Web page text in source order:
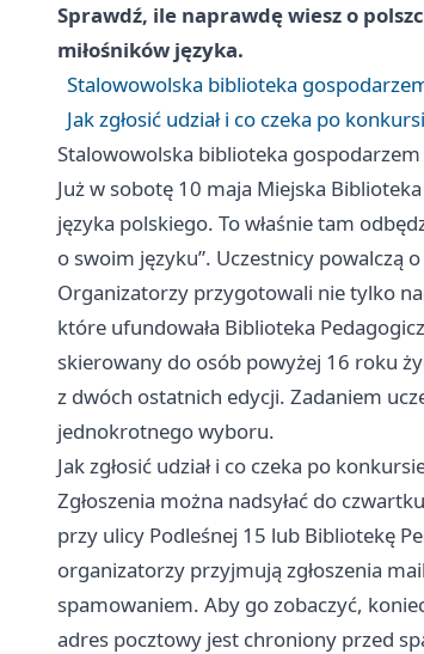
Sprawdź, ile naprawdę wiesz o
miłośników języka.
Stalowowolska biblioteka
Jak zgłosić udział i co czeka po
Stalowowolska biblioteka
Już w sobotę 10 maja Miejska
języka polskiego. To właśnie tam
o swoim języku”. Uczestnicy powalczą
Organizatorzy przygotowali nie tylko
które ufundowała Biblioteka
skierowany do osób powyżej 16 roku
z dwóch ostatnich edycji. Zadaniem
jednokrotnego wyboru.
Jak zgłosić udział i co czeka po
Zgłoszenia można nadsyłać do
przy ulicy Podleśnej 15 lub Bibliotekę
organizatorzy przyjmują zgłoszenia
spamowaniem. Aby go zobaczyć,
adres pocztowy jest chroniony przed